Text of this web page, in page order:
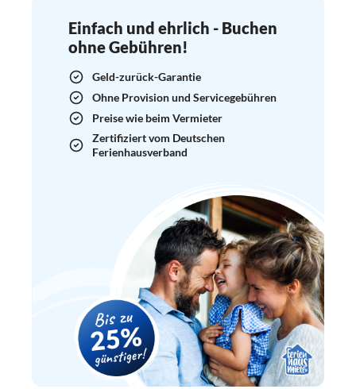
Einfach und ehrlich - Buchen
ohne Gebühren!
Geld-zurück-Garantie
Ohne Provision und Servicegebühren
Preise wie beim Vermieter
Zertifiziert vom Deutschen
Ferienhausverband